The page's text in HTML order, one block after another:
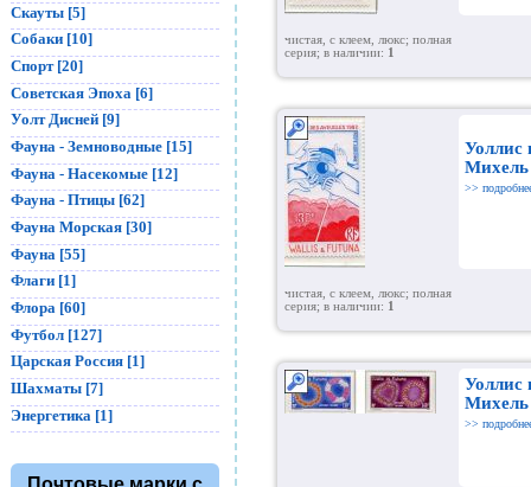
Скауты [5]
Собаки [10]
Спорт [20]
Советская Эпоха [6]
Уолт Дисней [9]
Фауна - Земноводные [15]
Фауна - Насекомые [12]
Фауна - Птицы [62]
Фауна Морская [30]
Фауна [55]
Флаги [1]
Флора [60]
Футбол [127]
Царская Россия [1]
Шахматы [7]
Энергетика [1]
чистая, с клеем, люкс; полная
серия; в наличии: 1
Уоллис
Михель
>>
чистая, с клеем, люкс; полная
серия; в наличии: 1
Уоллис
Михель
>>